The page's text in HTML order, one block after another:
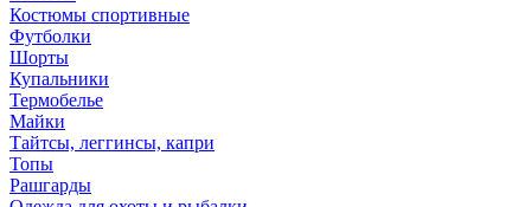
Костюмы спортивные
Футболки
Шорты
Купальники
Термобелье
Майки
Тайтсы, леггинсы, капри
Топы
Рашгарды